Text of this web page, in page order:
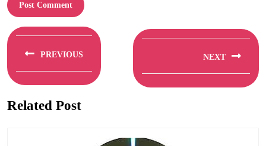
Berichtnavigatie
PREVIOUS
post:
NEXT
post:
Related Post